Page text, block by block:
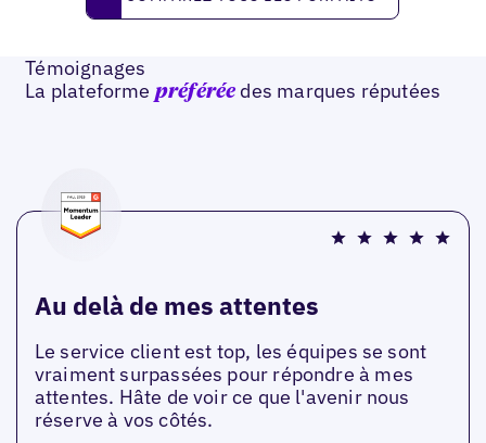
Témoignages
La plateforme préférée des marques réputées
Au delà de mes attentes
Le service client est top, les équipes se sont
vraiment surpassées pour répondre à mes
attentes. Hâte de voir ce que l'avenir nous
réserve à vos côtés.